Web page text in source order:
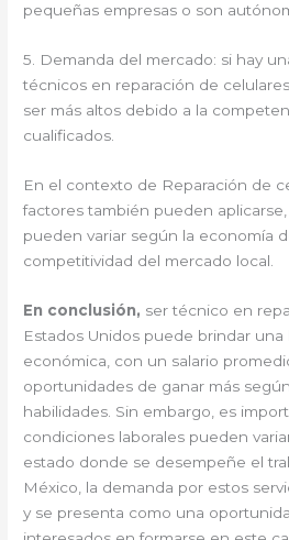
pequeñas empresas o son
5. Demanda del mercado: si hay
técnicos en reparación de
ser más altos debido a la
cualificados.
En el contexto de Reparación de
factores también pueden
pueden variar según la economía
competitividad del mercado local.
En conclusión, ser técnico en
Estados Unidos puede brindar
económica, con un salario
oportunidades de ganar más
habilidades. Sin embargo, es
condiciones laborales pueden
estado donde se desempeñe el
México, la demanda por estos
y se presenta como una